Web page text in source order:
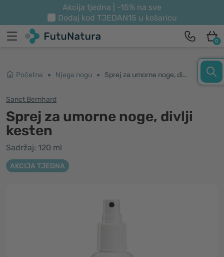
Akcija tjedna | -15% na sve
Dodaj kod TJEDAN15 u košaricu
0
Početna Njega nogu Sprej za umorne noge, divlji kesten
Sanct Bernhard
Sprej za umorne noge, divlji
kesten
Sadržaj: 120 ml
AKCIJA TJEDNA